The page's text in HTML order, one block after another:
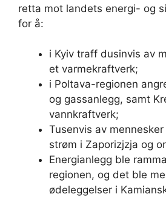
retta mot landets energi- og
for å:
i Kyiv traff dusinvis av
et varmekraftverk;
i Poltava-regionen
og gassanlegg, samt
vannkraftverk;
Tusenvis av
strøm i Zaporizjzja og
Energianlegg ble
regionen, og det ble
ødeleggelser i